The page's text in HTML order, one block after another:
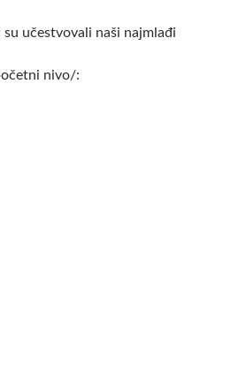
učestvovali naši najmlađi
nivo/: